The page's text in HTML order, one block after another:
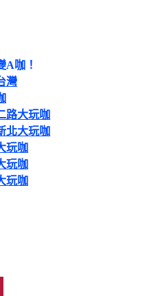
A咖！
灣
路大玩咖
北大玩咖
玩咖
玩咖
玩咖